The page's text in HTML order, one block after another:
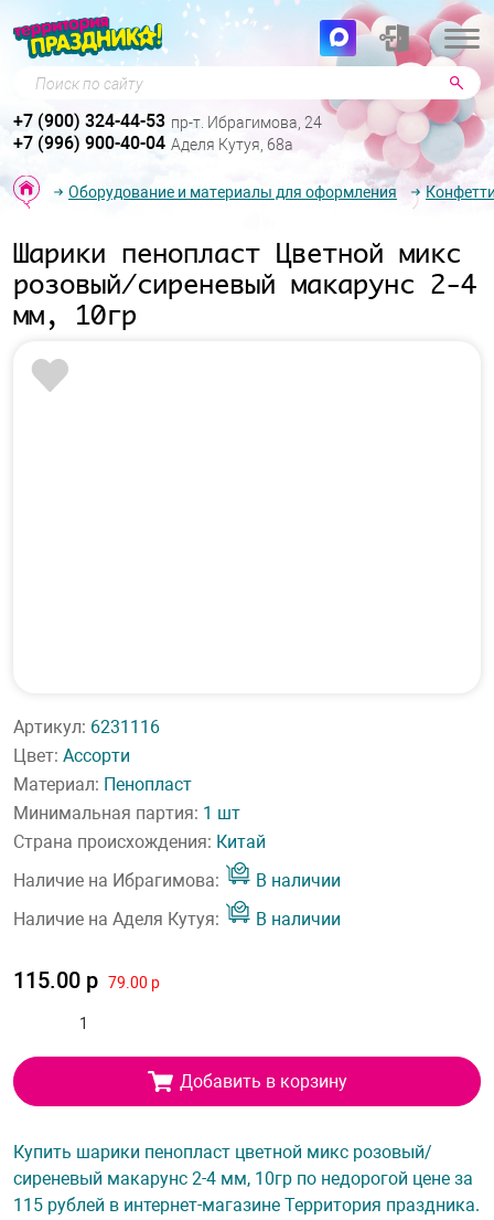
Поиск по сайту
+7 (900) 324-44-53 пр-т. Ибрагимова, 24
+7 (996) 900-40-04 Аделя Кутуя, 68а
Оборудование и материалы для оформления
Шарики пенопласт Цветной микс
розовый/сиреневый макарунс 2-4
мм, 10гр
Артикул: 6231116
Цвет: Ассорти
Материал: Пенопласт
Минимальная партия: 1 шт
Страна происхождения: Китай
Наличие на Ибрагимова:
В наличии
Наличие на Аделя Кутуя:
В наличии
115.00 р 79.00 р
Добавить в корзину
Купить шарики пенопласт цветной микс розовый/
сиреневый макарунс 2-4 мм, 10гр по недорогой цене за
115 рублей в интернет-магазине Территория праздника.